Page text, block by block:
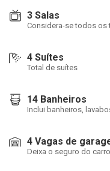
3 Salas
Considera-se todos os
4 Suítes
Total de suítes
14 Banheiros
Inclui banheiros,
4 Vagas de
Deixa o seguro do